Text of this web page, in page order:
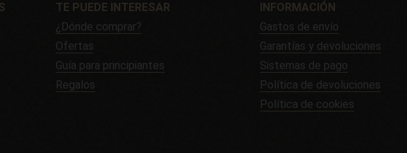
TE PUEDE INTERESAR
¿Dónde comprar?
Ofertas
Guía para principiantes
Regalos
INFORMACIÓN
Gastos de envío
Garantías y devoluciones
Sistemas de pago
Política de devoluciones
Política de cookies